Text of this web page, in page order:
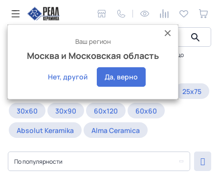
Керамическая плитка Плитка для ванной терраццо
Плитка-терраццо для ванной
25x75
30x60 30x90 60x120 60x60
Absolut Keramika Alma Ceramica
По популярности
Ваш регион
Москва и Московская область
Нет, другой Да, верно